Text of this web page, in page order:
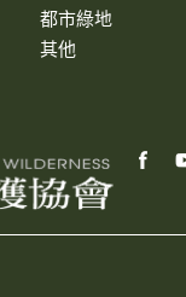
都市綠地
其他